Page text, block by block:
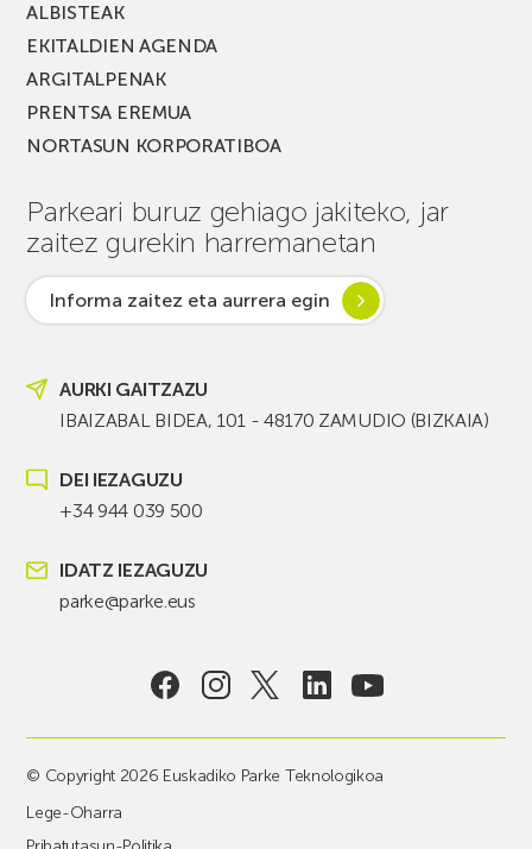
ALBISTEAK
EKITALDIEN AGENDA
ARGITALPENAK
PRENTSA EREMUA
NORTASUN KORPORATIBOA
Parkeari buruz gehiago jakiteko, jar
zaitez gurekin harremanetan
Informa zaitez eta aurrera egin
AURKI GAITZAZU
IBAIZABAL BIDEA, 101 - 48170 ZAMUDIO (BIZKAIA)
DEI IEZAGUZU
+34 944 039 500
IDATZ IEZAGUZU
parke@parke.eus
© Copyright 2026 Euskadiko Parke Teknologikoa
Lege-Oharra